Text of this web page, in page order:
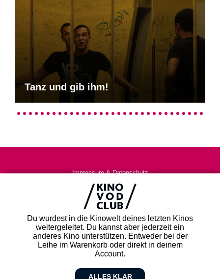
Du wurdest in die Kinowelt deines letzten Kinos
weitergeleitet. Du kannst aber jederzeit ein
anderes Kino unterstützen. Entweder bei der
Leihe im Warenkorb oder direkt in deinem
Account.
ALLES KLAR
Tanz und gib ihm!
Impressum & Datenschutz
AGB
Kontakt
FAQ
Newsletter
Partner